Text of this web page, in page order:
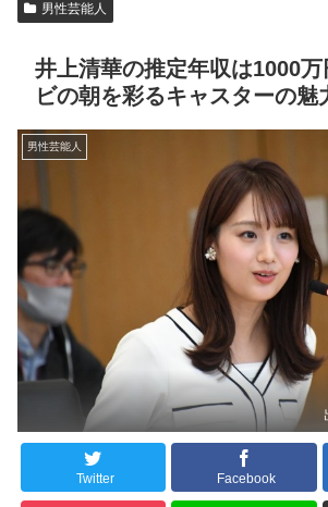
男性芸能人
井上清華の推定年収は1000
ビの朝を彩るキャスターの魅
男性芸能人
Twitter Facebook